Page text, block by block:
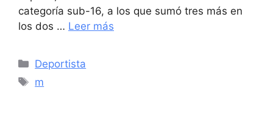
categoría sub-16, a los que sumó tres más en
los dos … Leer más
Categorías
Deportista
Etiquetas
m